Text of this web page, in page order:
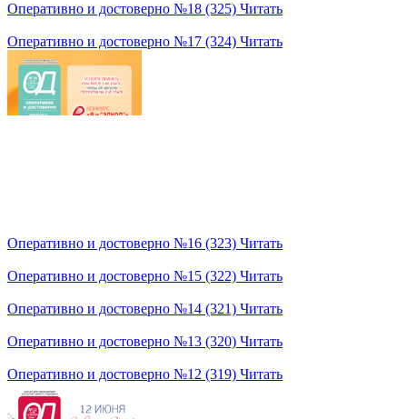
Оперативно и достоверно №18 (325) Читать
Оперативно и достоверно №17 (324) Читать
Оперативно и достоверно №16 (323) Читать
Оперативно и достоверно №15 (322) Читать
Оперативно и достоверно №14 (321) Читать
Оперативно и достоверно №13 (320) Читать
Оперативно и достоверно №12 (319) Читать